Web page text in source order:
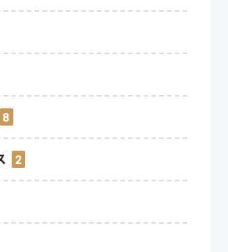
8
2